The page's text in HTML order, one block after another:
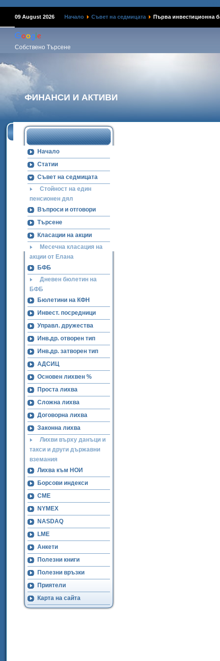
09 August 2026 Начало Съвет на седмицата Първа инвестиционна
Собствено Търсене
ФИНАНСИ И АКТИВИ
Начало
Статии
Съвет на седмицата
Стойност на един
пенсионен дял
Въпроси и отговори
Търсене
Класации на акции
Месечна класация на
акции от Елана
БФБ
Дневен бюлетин на
БФБ
Бюлетини на КФН
Инвест. посредници
Управл. дружества
Инв.др. отворен тип
Инв.др. затворен тип
АДСИЦ
Основен лихвен %
Проста лихва
Сложна лихва
Договорна лихва
Законна лихва
Лихви върху данъци и
такси и други държавни
вземания
Лихва към НОИ
Борсови индекси
CME
NYMEX
NASDAQ
LME
Анкети
Полезни книги
Полезни връзки
Приятели
Карта на сайта